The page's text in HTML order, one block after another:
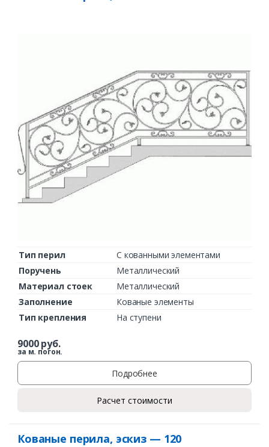
Тип перил
С кованными элементами
Поручень
Металлический
Материал стоек
Металлический
Заполнение
Кованые элементы
Тип крепления
На ступени
9000руб.
за м. погон.
Подробнее
Расчет стоимости
Кованые перила, эскиз — 120